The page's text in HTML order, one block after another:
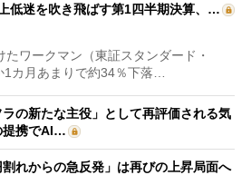
低迷を吹き飛ばす第1四半期決算、…
ワークマン（東証スタンダード・
カ月あまりで約34％下落…
の新たな主役」として再評価される気
携でAI…
れからの急反発」は再びの上昇局面へ